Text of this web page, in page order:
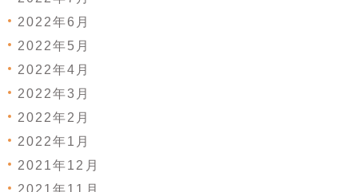
2022年6月
2022年5月
2022年4月
2022年3月
2022年2月
2022年1月
2021年12月
2021年11月